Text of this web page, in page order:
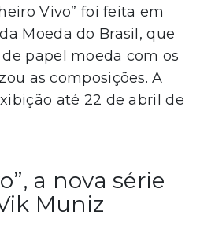
Vivo” foi feita em
Moeda do Brasil, que
papel moeda com os
as composições. A
até 22 de abril de
a nova série
Muniz